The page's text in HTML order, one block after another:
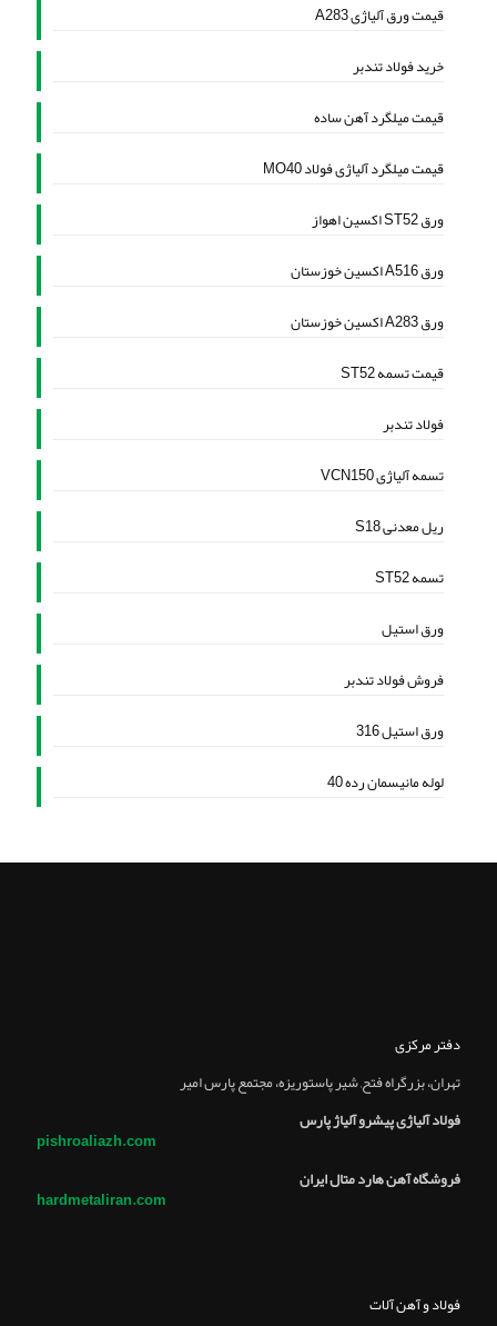
قیمت ورق آلیاژی A283
خرید فولاد تندبر
قیمت میلگرد آهن ساده
قیمت میلگرد آلیاژی فولاد MO40
ورق ST52 اکسین اهواز
ورق A516 اکسین خوزستان
ورق A283 اکسین خوزستان
قیمت تسمه ST52
فولاد تندبر
تسمه آلیاژی VCN150
ریل معدنی S18
تسمه ST52
ورق استیل
فروش فولاد تندبر
ورق استیل 316
لوله مانیسمان رده 40
دفتر مرکزی
تهران، بزرگراه فتح, شير پاستوريزه، مجتمع پارس امير
فولاد آلیاژی پیشرو آلیاژ پارس
pishroaliazh.com
فروشگاه آهن هارد متال ایران
hardmetaliran.com
فولاد و آهن آلات